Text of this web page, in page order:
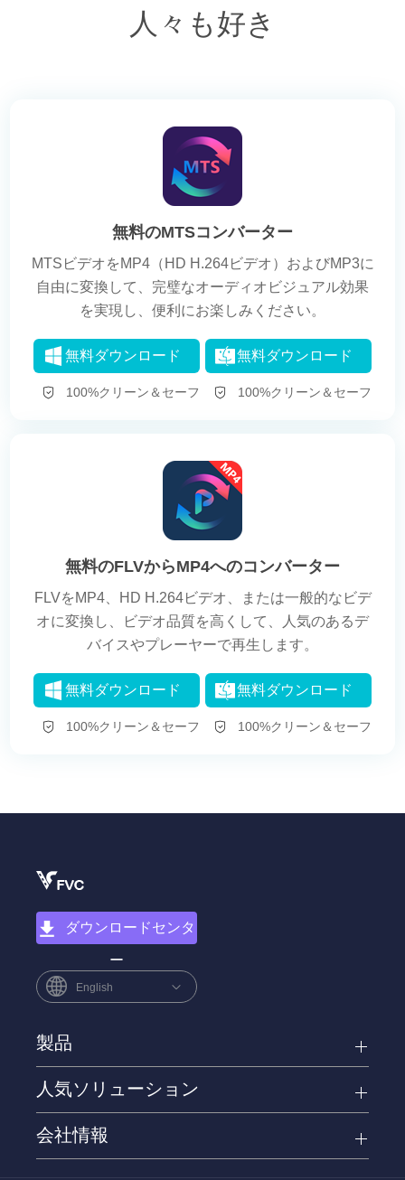
人々も好き
無料のMTSコンバーター
MTSビデオをMP4（HD H.264ビデオ）およびMP3に
自由に変換して、完璧なオーディオビジュアル効果
を実現し、便利にお楽しみください。
無料ダウンロード
100%クリーン＆セーフ
無料ダウンロード
100%クリーン＆セーフ
無料のFLVからMP4へのコンバーター
FLVをMP4、HD H.264ビデオ、または一般的なビデ
オに変換し、ビデオ品質を高くして、人気のあるデ
バイスやプレーヤーで再生します。
無料ダウンロード
100%クリーン＆セーフ
無料ダウンロード
100%クリーン＆セーフ
ダウンロードセンタ
ー
English
製品
人気ソリューション
会社情報